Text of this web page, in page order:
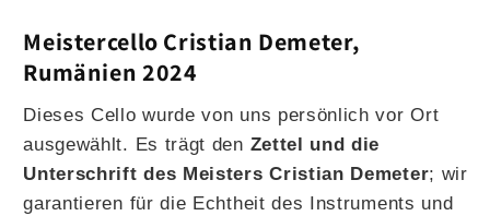
Meistercello Cristian Demeter,
Rumänien 2024
Dieses Cello wurde von uns persönlich vor Ort
ausgewählt. Es trägt den Zettel und die
Unterschrift des Meisters Cristian Demeter; wir
garantieren für die Echtheit des Instruments und